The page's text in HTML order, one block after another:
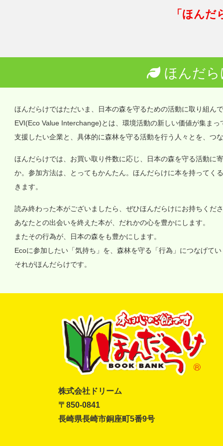
「ほん
ほんだら
ほんだらけではただいま、日本の森を守るための活動に取り組ん
EVI(Eco Value Interchange)とは、環境活動の新しい価値が集ま
支援したい企業と、具体的に森林を守る活動を行う人々とを、つ
ほんだらけでは、お買い取り件数に応じ、日本の森を守る活動に
か。参加方法は、とってもかんたん。ほんだらけに本を持ってく
きます。
読み終わった本がございましたら、ぜひほんだらけにお持ちくだ
あなたとの出会いを終えた本が、だれかの心を豊かにします。
またその行為が、日本の森をも豊かにします。
Ecoに参加したい「気持ち」を、森林を守る「行為」につなげて
それがほんだらけです。
株式会社ドリーム
〒850-0841
長崎県長崎市銅座町5番9号